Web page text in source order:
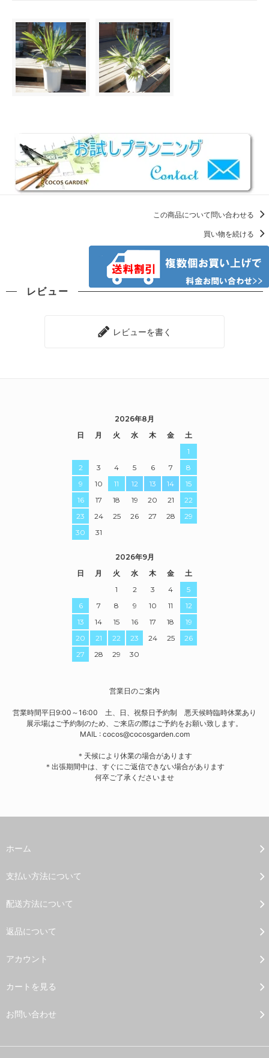
この商品について問い合わせる
買い物を続ける
レビュー
レビューを書く
2026年8月
日
月 火 水 木 金
土
1
2
3 4 5 6 7
8
9
10 11 12 13 14
15
16
17 18 19 20 21
22
23
24 25 26 27 28
29
30
31
2026年9月
日
月 火 水 木 金
土
1
2 3 4
5
6
7 8 9 10 11
12
13
14 15 16 17 18
19
20
21 22 23 24 25
26
27
28 29 30
営業日のご案内
営業時間平日9:00～16:00 土、日、祝祭日予約制 悪天候時臨時休業あり
展示場はご予約制のため、ご来店の際はご予約をお願い致します。
MAIL : cocos@cocosgarden.com
＊天候により休業の場合があります
＊出張期間中は、すぐにご返信できない場合があります
何卒ご了承くださいませ
ホーム
支払い方法について
配送方法について
返品について
アカウント
カートを見る
お問い合わせ